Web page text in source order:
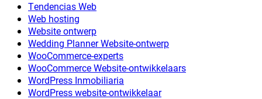
Tendencias Web
Web hosting
Website ontwerp
Wedding Planner Website-ontwerp
WooCommerce-experts
WooCommerce Website-ontwikkelaars
WordPress Inmobiliaria
WordPress website-ontwikkelaar